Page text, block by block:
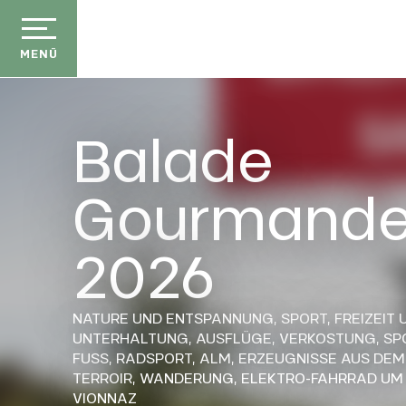
contenu
principal
MENÜ
Balade
2026
NATURE UND ENTSPANNUNG, SPORT, FREIZEIT
UNTERHALTUNG, AUSFLÜGE, VERKOSTUNG,
FUSS, RADSPORT, ALM, ERZEUGNISSE AUS DEM
TERROIR, WANDERUNG, ELEKTRO-FAHRRAD
VIONNAZ